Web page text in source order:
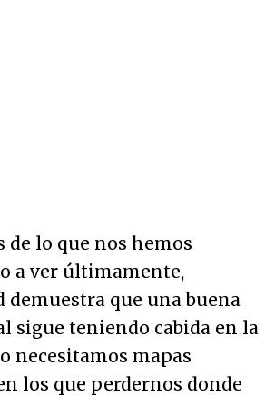
de lo que nos hemos
a ver últimamente,
que una buena
sigue teniendo cabida en la
necesitamos mapas
los que perdernos donde